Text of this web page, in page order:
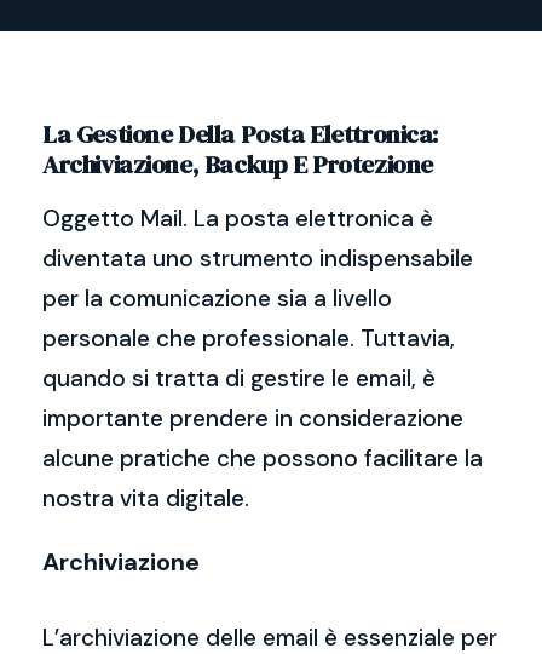
La Gestione Della Posta Elettronica:
Archiviazione, Backup E Protezione
Oggetto Mail. La posta elettronica è
diventata uno strumento indispensabile
per la comunicazione sia a livello
personale che professionale. Tuttavia,
quando si tratta di gestire le email, è
importante prendere in considerazione
alcune pratiche che possono facilitare la
nostra vita digitale.
Archiviazione
L’archiviazione delle email è essenziale per